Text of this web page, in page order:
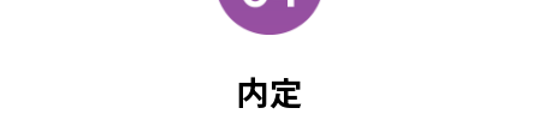
内定